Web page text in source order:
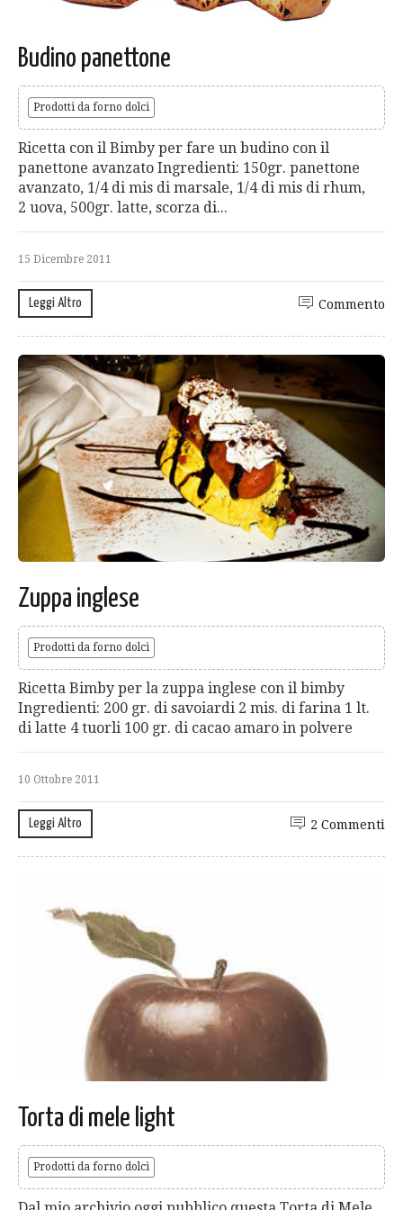
Budino panettone
Prodotti da forno dolci
Ricetta con il Bimby per fare un budino con il
panettone avanzato Ingredienti: 150gr. panettone
avanzato, 1/4 di mis di marsale, 1/4 di mis di rhum,
2 uova, 500gr. latte, scorza di...
15 Dicembre 2011
Leggi Altro Commento
Zuppa inglese
Prodotti da forno dolci
Ricetta Bimby per la zuppa inglese con il bimby
Ingredienti: 200 gr. di savoiardi 2 mis. di farina 1 lt.
di latte 4 tuorli 100 gr. di cacao amaro in polvere
10 Ottobre 2011
Leggi Altro 2 Commenti
Torta di mele light
Prodotti da forno dolci